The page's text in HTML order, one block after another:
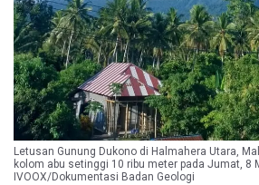
Letusan Gunung Dukono di Halmahera Utara,
kolom abu setinggi 10 ribu meter pada Jumat, 8
IVOOX/Dokumentasi Badan Geologi